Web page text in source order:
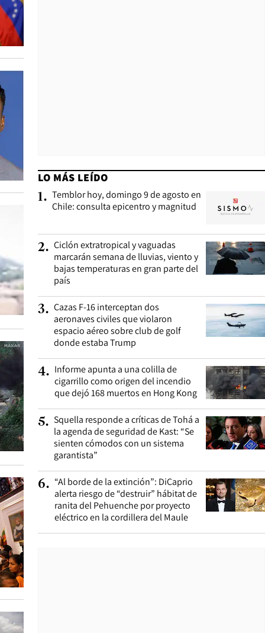
LO MÁS LEÍDO
1. Temblor hoy, domingo 9 de agosto en
Chile: consulta epicentro y magnitud
2. Ciclón extratropical y vaguadas
marcarán semana de lluvias, viento y
bajas temperaturas en gran parte del
país
3. Cazas F-16 interceptan dos
aeronaves civiles que violaron
espacio aéreo sobre club de golf
donde estaba Trump
4. Informe apunta a una colilla de
cigarrillo como origen del incendio
que dejó 168 muertos en Hong Kong
5. Squella responde a críticas de Tohá a
la agenda de seguridad de Kast: “Se
sienten cómodos con un sistema
garantista”
6. “Al borde de la extinción”: DiCaprio
alerta riesgo de “destruir” hábitat de
ranita del Pehuenche por proyecto
eléctrico en la cordillera del Maule